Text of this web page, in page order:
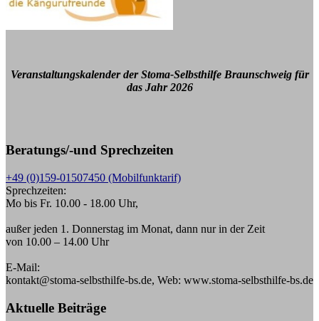
Veranstaltungskalender der Stoma-Selbsthilfe Braunschweig für
das Jahr 2026
Beratungs/-und Sprechzeiten
+49 (0)159-01507450 (Mobilfunktarif)
Sprechzeiten:
Mo bis Fr. 10.00 - 18.00 Uhr,
außer jeden 1. Donnerstag im Monat, dann nur in der Zeit
von 10.00 – 14.00 Uhr
E-Mail:
kontakt@stoma-selbsthilfe-bs.de, Web: www.stoma-selbsthilfe-bs.de
Aktuelle Beiträge